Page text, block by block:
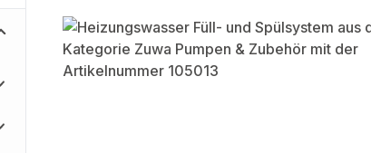
Bildergalerie überspringen